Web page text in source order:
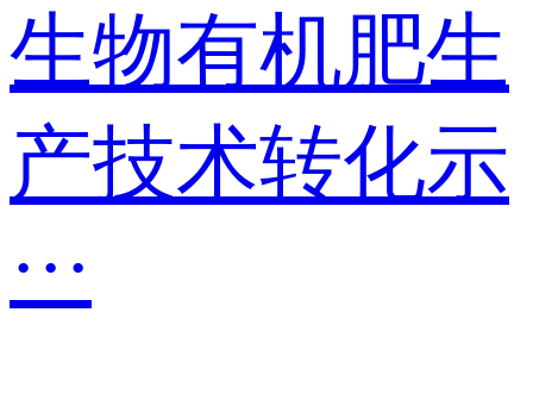
生物有机肥生
产技术转化示
···